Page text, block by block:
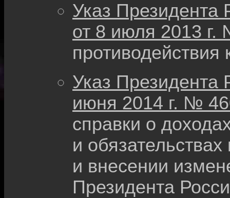
Указ Президента
от 8 июля 2013
противодействия
Указ Президента
июня 2014 г. №
справки о
и
и внесении
Президента